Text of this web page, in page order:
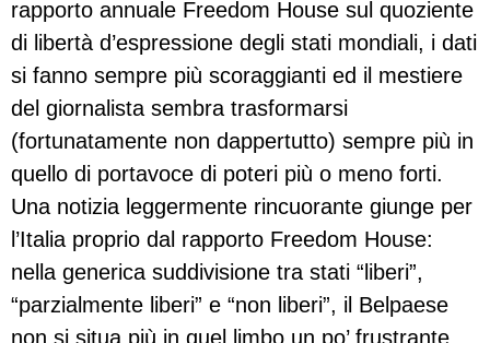
rapporto annuale Freedom House sul quoziente
di libertà d’espressione degli stati mondiali, i dati
si fanno sempre più scoraggianti ed il mestiere
del giornalista sembra trasformarsi
(fortunatamente non dappertutto) sempre più in
quello di portavoce di poteri più o meno forti.
Una notizia leggermente rincuorante giunge per
l’Italia proprio dal rapporto Freedom House:
nella generica suddivisione tra stati “liberi”,
“parzialmente liberi” e “non liberi”, il Belpaese
non si situa più in quel limbo un po’ frustrante